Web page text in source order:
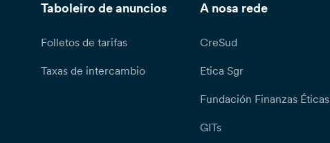
Taboleiro de anuncios
Folletos de tarifas
Taxas de intercambio
A nosa rede
CreSud
Etica Sgr
Fundación Finanzas Éticas
GITs